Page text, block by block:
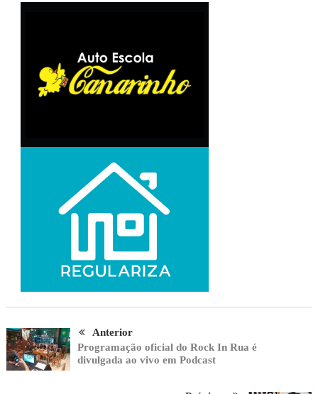
Anterior
Programação oficial do Rock In Rua é
divulgada ao vivo em Podcast